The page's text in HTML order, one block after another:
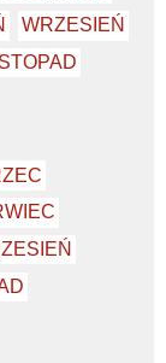
WRZESIEŃ